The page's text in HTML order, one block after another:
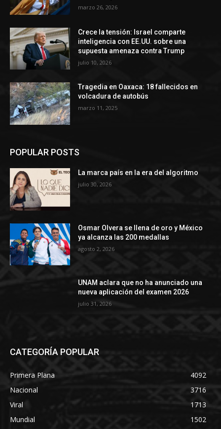
marzo 26, 2026
Crece la tensión: Israel comparte
inteligencia con EE.UU. sobre una
supuesta amenaza contra Trump
julio 10, 2026
Tragedia en Oaxaca: 18 fallecidos en
volcadura de autobús
marzo 11, 2025
POPULAR POSTS
La marca país en la era del algoritmo
julio 30, 2026
Osmar Olvera se llena de oro y México
ya alcanza las 200 medallas
agosto 2, 2026
UNAM aclara que no ha anunciado una
nueva aplicación del examen 2026
julio 31, 2026
CATEGORÍA POPULAR
Primera Plana
4092
Nacional
3716
Viral
1713
Mundial
1502